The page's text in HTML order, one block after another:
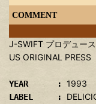
COMMENT
J-SWIFT プロデュー
US ORIGINAL PRESS
YEAR : 1993
LABEL :